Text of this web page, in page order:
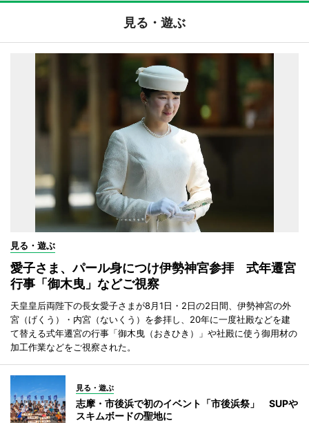
見る・遊ぶ
見る・遊ぶ
愛子さま、パール身につけ伊勢神宮参拝 式年遷宮
行事「御木曳」などご視察
天皇皇后両陛下の長女愛子さまが8月1日・2日の2日間、伊勢神宮の外
宮（げくう）・内宮（ないくう）を参拝し、20年に一度社殿などを建
て替える式年遷宮の行事「御木曳（おきひき）」や社殿に使う御用材の
加工作業などをご視察された。
見る・遊ぶ
志摩・市後浜で初のイベント「市後浜祭」 SUPや
スキムボードの聖地に